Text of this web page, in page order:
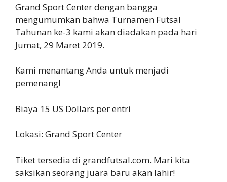
Grand Sport Center dengan bangga
mengumumkan bahwa Turnamen Futsal
Tahunan ke-3 kami akan diadakan pada hari
Jumat, 29 Maret 2019.
Kami menantang Anda untuk menjadi
pemenang!
Biaya 15 US Dollars per entri
Lokasi: Grand Sport Center
Tiket tersedia di grandfutsal.com. Mari kita
saksikan seorang juara baru akan lahir!